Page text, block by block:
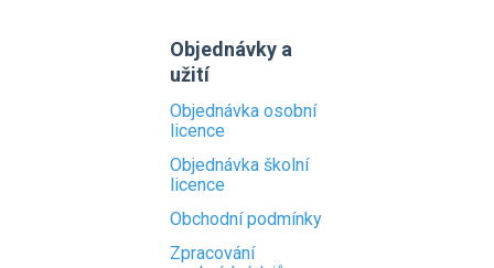
Objednávky a
užití
Objednávka osobní
licence
Objednávka školní
licence
Obchodní podmínky
Zpracování